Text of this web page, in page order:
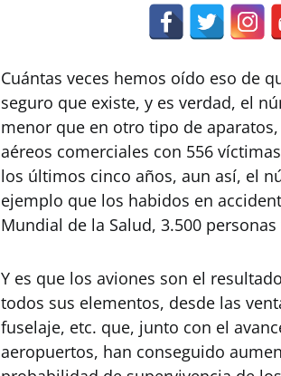
Cuántas veces hemos oído eso de
seguro que existe, y es verdad, el
menor que en otro tipo de
aéreos comerciales con 556
los últimos cinco años, aun así, el
ejemplo que los habidos en
Mundial de la Salud, 3.500
Y es que los aviones son el
todos sus elementos, desde las
fuselaje, etc. que, junto con el
aeropuertos, han conseguido